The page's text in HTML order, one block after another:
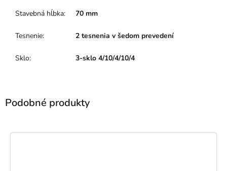
Stavebná hĺbka: 70 mm
Tesnenie: 2 tesnenia v šedom prevedení
Sklo: 3-sklo 4/10/4/10/4